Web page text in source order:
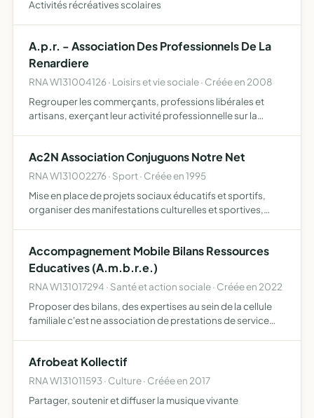
Activités récréatives scolaires
A.p.r. - Association Des Professionnels De La
Renardiere
RNA W131004126 · Loisirs et vie sociale · Créée en 2008
Regrouper les commerçants, professions libérales et
artisans, exerçant leur activité professionnelle sur la
Ac2N Association Conjuguons Notre Net
RNA W131002276 · Sport · Créée en 1995
Mise en place de projets sociaux éducatifs et sportifs,
organiser des manifestations culturelles et sportives,
…
Accompagnement Mobile Bilans Ressources
Educatives (A.m.b.r.e.)
RNA W131017294 · Santé et action sociale · Créée en 2022
Proposer des bilans, des expertises au sein de la cellule
familiale c'est ne association de prestations de service
pluridisciplinai…
Afrobeat Kollectif
RNA W131011593 · Culture · Créée en 2017
Partager, soutenir et diffuser la musique vivante